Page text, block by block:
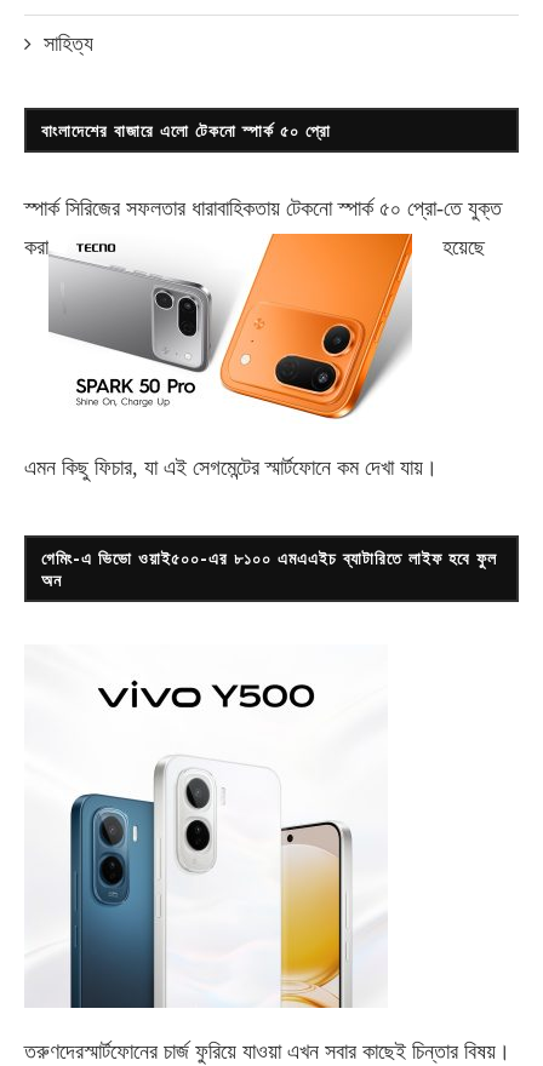
সাহিত্য
বাংলাদেশের বাজারে এলো টেকনো স্পার্ক ৫০ প্রো
স্পার্ক সিরিজের সফলতার ধারাবাহিকতায় টেকনোস্পার্ক ৫০ প্রো-তে যুক্ত
করা
হয়েছে
এমন কিছু ফিচার, যা এই সেগমেন্টের স্মার্টফোনে কম দেখা যায়।
গেমিং-এ ভিভো ওয়াই৫০০-এর ৮১০০ এমএএইচ ব্যাটারিতে লাইফ হবে ফুল
অন
তরুণদেরস্মার্টফোনের চার্জ ফুরিয়ে যাওয়া এখন সবার কাছেই চিন্তার বিষয়।